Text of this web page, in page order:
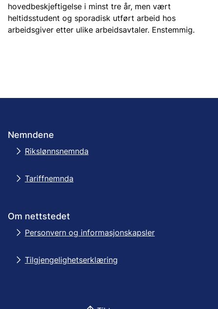
hovedbeskjeftigelse i minst tre år, men vært
heltidsstudent og sporadisk utført arbeid hos
arbeidsgiver etter ulike arbeidsavtaler. Enstemmig.
Nemndene
Rikslønnsnemnda
Tariffnemnda
Om nettstedet
Personvern og informasjonskapsler
Tilgjengelighetserklæring